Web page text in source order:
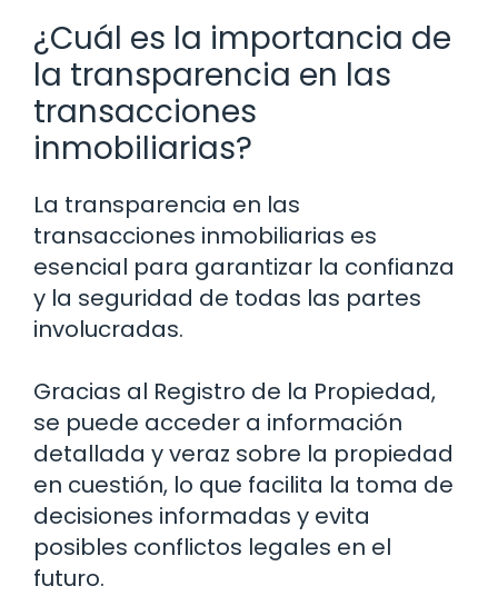
¿Cuál es la importancia de
la transparencia en las
transacciones
inmobiliarias?
La transparencia en las
transacciones inmobiliarias es
esencial para garantizar la confianza
y la seguridad de todas las partes
involucradas.
Gracias al Registro de la Propiedad,
se puede acceder a información
detallada y veraz sobre la propiedad
en cuestión, lo que facilita la toma de
decisiones informadas y evita
posibles conflictos legales en el
futuro.